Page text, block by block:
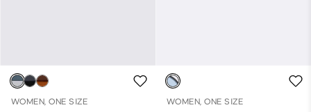
WOMEN, ONE SIZE
WOMEN, ONE SIZE